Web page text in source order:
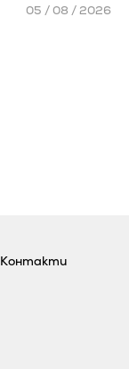
05 / 08 / 2026
Контакти